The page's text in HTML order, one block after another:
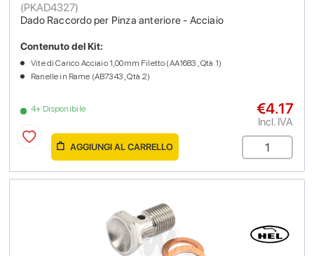
Dado Raccordo per Pinza anteriore - Acciaio
(PKAD4327)
4+ Disponibile
Contenuto del Kit:
Vite di Carico Acciaio 1,00mm Filetto (AA1683 , Qtà 1)
Ranelle in Rame (AB7343 , Qtà 2)
€4.17
Incl. IVA
AGGIUNGI AL CARRELLO